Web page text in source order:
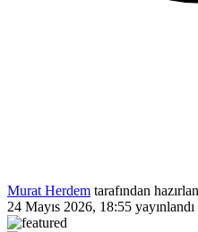
Murat Herdem tarafından
24 Mayıs 2026, 18:55 yayınlandı